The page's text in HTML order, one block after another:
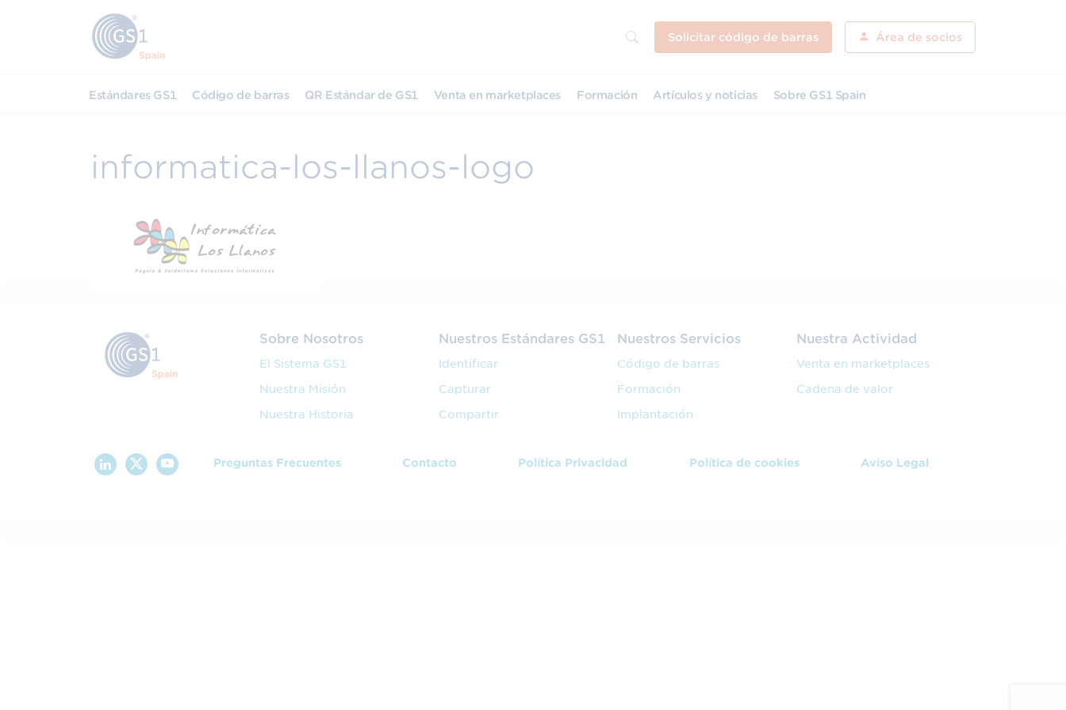
Solicitar código de barras Área de socios
Estándares GS1 Código de barras QR Estándar de GS1 Venta en marketplaces Formación Artículos y noticias Sobre GS1 Spain
informatica-los-llanos-logo
Sobre Nosotros
El Sistema GS1
Nuestra Misión
Nuestra Historia
Nuestros Estándares GS1
Identificar
Capturar
Compartir
Nuestros Servicios
Código de barras
Formación
Implantación
Nuestra Actividad
Venta en marketplaces
Cadena de valor
Preguntas Frecuentes Contacto Política Privacidad Política de cookies Aviso Legal